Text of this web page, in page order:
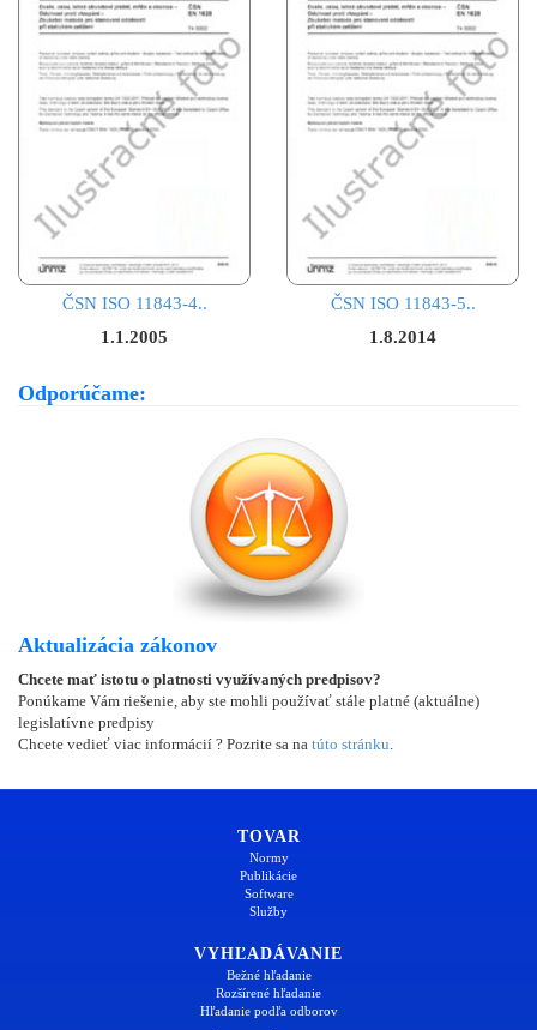
ČSN ISO 11843-4..
1.1.2005
ČSN ISO 11843-5..
1.8.2014
Odporúčame:
Aktualizácia zákonov
Chcete mať istotu o platnosti využívaných predpisov?
Ponúkame Vám riešenie, aby ste mohli používať stále platné (aktuálne)
legislatívne predpisy
Chcete vedieť viac informácií ? Pozrite sa na túto stránku
TOVAR
Normy
Publikácie
Software
Služby
VYHĽADÁVANIE
Bežné hľadanie
Rozšírené hľadanie
Hľadanie podľa odborov